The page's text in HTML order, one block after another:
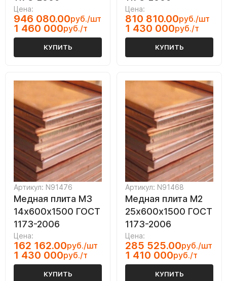
Цена:
946 080.00руб./шт
1 460 000руб./т
КУПИТЬ
Цена:
810 810.00руб./шт
1 430 000руб./т
КУПИТЬ
Артикул: N91476
Медная плита M3
14х600х1500 ГОСТ
1173-2006
Цена:
162 162.00руб./шт
1 430 000руб./т
КУПИТЬ
Артикул: N91468
Медная плита M2
25х600х1500 ГОСТ
1173-2006
Цена:
285 525.00руб./шт
1 410 000руб./т
КУПИТЬ